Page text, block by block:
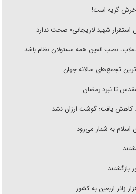
گریه است!
استقرار شهید لاریجانی» صحت ندارد
نصب العین همه مسئولان نظام باشد
تجمع‌های سالانه جهان
مقدس تا نبرد رمضان
به شمار می‌رود